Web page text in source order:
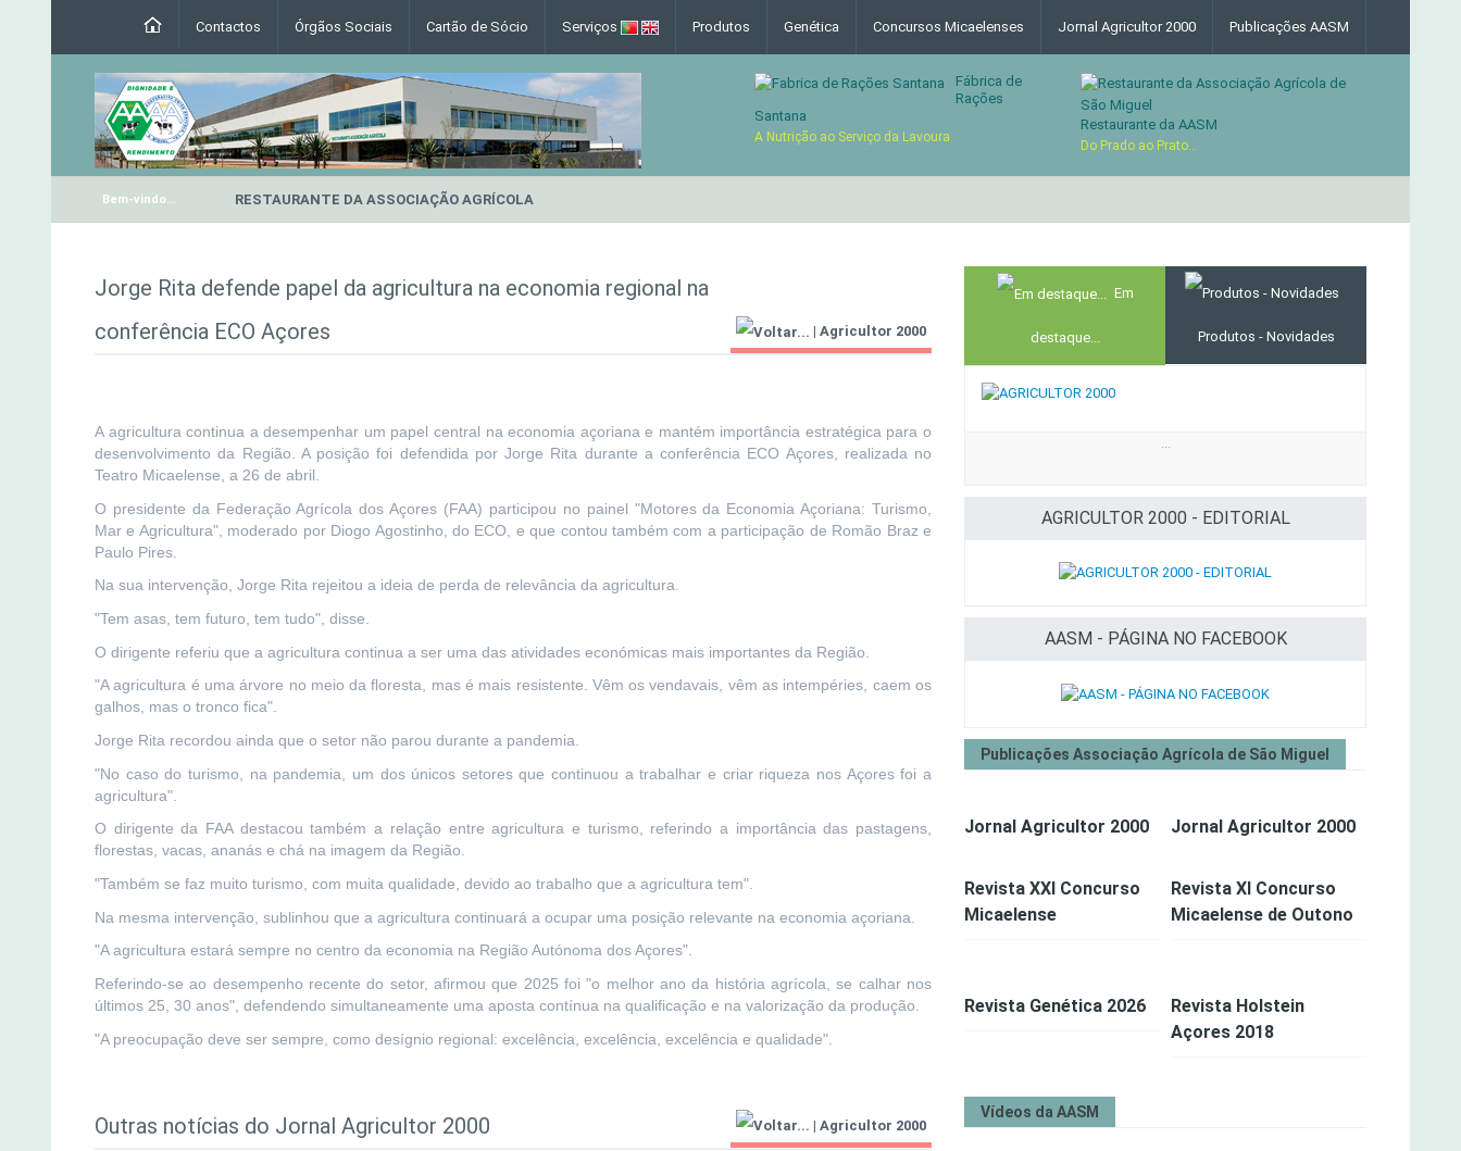
Contactos Órgãos Sociais Cartão de Sócio Serviços Produtos Genética Concursos Micaelenses Jornal Agricultor 2000 Publicações AASM
Fábrica de
Rações
Santana
A Nutrição ao Serviço da Lavoura
Restaurante da AASM
Do Prado ao Prato...
Bem-vindo... RESTAURANTE DA ASSOCIAÇÃO AGRÍCOLA
Jorge Rita defende papel da agricultura na economia regional na
conferência ECO Açores
| Agricultor 2000
A agricultura continua a desempenhar um papel central na economia açoriana e mantém importância estratégica para o
desenvolvimento da Região. A posição foi defendida por Jorge Rita durante a conferência ECO Açores, realizada no
Teatro Micaelense, a 26 de abril.
O presidente da Federação Agrícola dos Açores (FAA) participou no painel "Motores da Economia Açoriana: Turismo,
Mar e Agricultura", moderado por Diogo Agostinho, do ECO, e que contou também com a participação de Romão Braz e
Paulo Pires.
Na sua intervenção, Jorge Rita rejeitou a ideia de perda de relevância da agricultura.
"Tem asas, tem futuro, tem tudo", disse.
O dirigente referiu que a agricultura continua a ser uma das atividades económicas mais importantes da Região.
"A agricultura é uma árvore no meio da floresta, mas é mais resistente. Vêm os vendavais, vêm as intempéries, caem os
galhos, mas o tronco fica".
Jorge Rita recordou ainda que o setor não parou durante a pandemia.
"No caso do turismo, na pandemia, um dos únicos setores que continuou a trabalhar e criar riqueza nos Açores foi a
agricultura".
O dirigente da FAA destacou também a relação entre agricultura e turismo, referindo a importância das pastagens,
florestas, vacas, ananás e chá na imagem da Região.
"Também se faz muito turismo, com muita qualidade, devido ao trabalho que a agricultura tem".
Na mesma intervenção, sublinhou que a agricultura continuará a ocupar uma posição relevante na economia açoriana.
"A agricultura estará sempre no centro da economia na Região Autónoma dos Açores".
Referindo-se ao desempenho recente do setor, afirmou que 2025 foi "o melhor ano da história agrícola, se calhar nos
últimos 25, 30 anos", defendendo simultaneamente uma aposta contínua na qualificação e na valorização da produção.
"A preocupação deve ser sempre, como desígnio regional: excelência, excelência, excelência e qualidade".
Outras notícias do Jornal Agricultor 2000 | Agricultor 2000
Em
destaque... Produtos - Novidades
AGRICULTOR 2000 - EDITORIAL
AASM - PÁGINA NO FACEBOOK
Publicações Associação Agrícola de São Miguel
Jornal Agricultor 2000 Jornal Agricultor 2000
Revista XXI Concurso
Micaelense
Revista XI Concurso
Micaelense de Outono
Revista Genética 2026
Revista Holstein
Açores 2018
Vídeos da AASM